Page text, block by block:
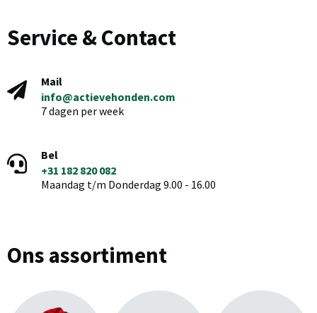
Service & Contact
Mail
info@actievehonden.com
7 dagen per week
Bel
+31 182 820 082
Maandag t/m Donderdag 9.00 - 16.00
Ons assortiment